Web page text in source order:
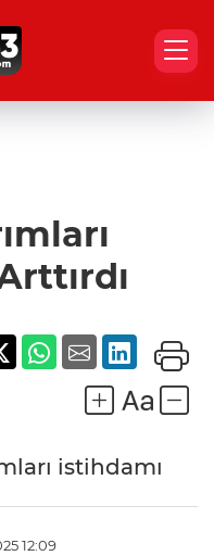
istihdamı
12:09